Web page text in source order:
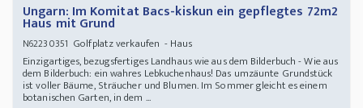
Ungarn: Im Komitat Bacs-kiskun ein gepflegtes 72m2
Haus mit Grund
N62230351 Golfplatz verkaufen - Haus
Einzigartiges, bezugsfertiges Landhaus wie aus dem Bilderbuch - Wie aus
dem Bilderbuch: ein wahres Lebkuchenhaus! Das umzäunte Grundstück
ist voller Bäume, Sträucher und Blumen. Im Sommer gleicht es einem
botanischen Garten, in dem ...